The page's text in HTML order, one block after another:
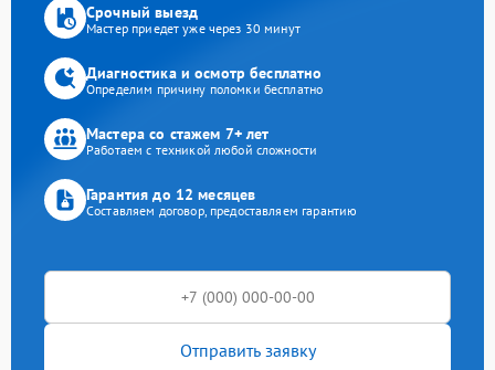
Срочный выезд
Мастер приедет уже через 30 минут
Диагностика и осмотр бесплатно
Определим причину поломки бесплатно
Мастера со стажем 7+ лет
Работаем с техникой любой сложности
Гарантия до 12 месяцев
Составляем договор, предоставляем гарантию
Отправить заявку